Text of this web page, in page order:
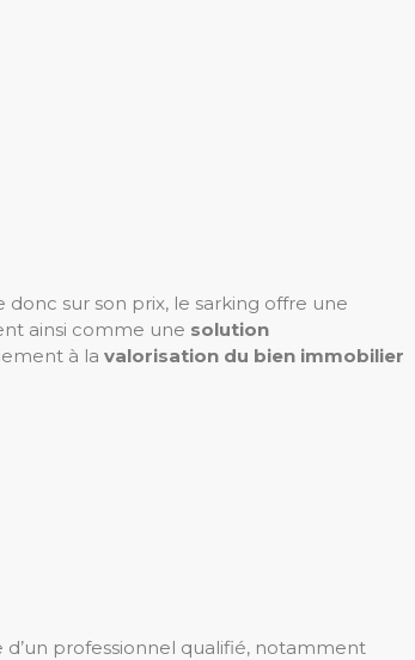
sur son prix, le sarking offre une
ainsi comme une solution
à la valorisation du bien immobilier
professionnel qualifié, notamment